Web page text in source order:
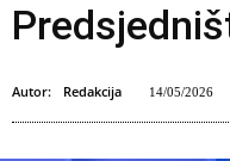
Autor: Redakcija 14/05/2026